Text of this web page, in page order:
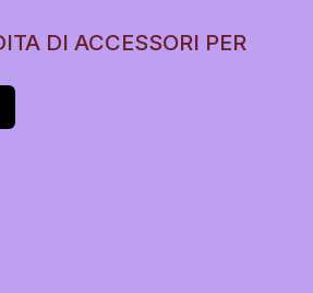
DI ACCESSORI PER